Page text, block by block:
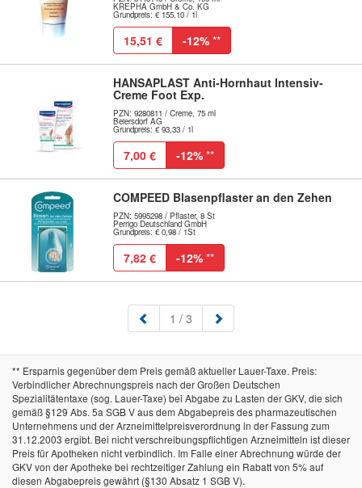
KREPHA GmbH & Co. KG
Grundpreis: € 155,10 / 1l
15,51 € -12% **
HANSAPLAST Anti-Hornhaut Intensiv-
Creme Foot Exp.
PZN: 9280811 / Creme, 75 ml
Beiersdorf AG
Grundpreis: € 93,33 / 1l
7,00 € -12% **
COMPEED Blasenpflaster an den Zehen
PZN: 5995298 / Pflaster, 8 St
Perrigo Deutschland GmbH
Grundpreis: € 0,98 / 1St
7,82 € -12% **
1 (aktuell)
/ 3
** Ersparnis gegenüber dem Preis gemäß aktueller Lauer-Taxe. Preis:
Verbindlicher Abrechnungspreis nach der Großen Deutschen
Spezialitätentaxe (sog. Lauer-Taxe) bei Abgabe zu Lasten der GKV, die sich
gemäß §129 Abs. 5a SGB V aus dem Abgabepreis des pharmazeutischen
Unternehmens und der Arzneimittelpreisverordnung in der Fassung zum
31.12.2003 ergibt. Bei nicht verschreibungspflichtigen Arzneimitteln ist dieser
Preis für Apotheken nicht verbindlich. Im Falle einer Abrechnung würde der
GKV von der Apotheke bei rechtzeitiger Zahlung ein Rabatt von 5% auf
diesen Abgabepreis gewährt (§130 Absatz 1 SGB V).